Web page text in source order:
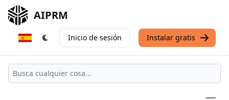
AIPRM
Inicio de sesión Instalar gratis